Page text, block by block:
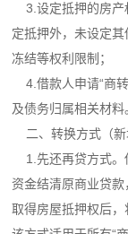
3.设定抵押的房产
定抵押外，未设定其
冻结等权利限制；
4.借款人申请“商
及债务归属相关材料
二、转换方式（新
1.先还再贷方式。
资金结清原商业贷
取得房屋抵押权后，